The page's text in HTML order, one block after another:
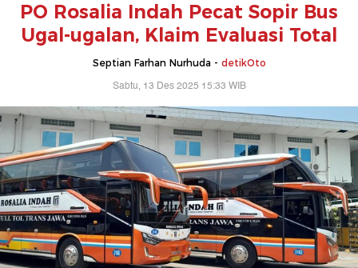
PO Rosalia Indah Pecat Sopir Bus
Ugal-ugalan, Klaim Evaluasi Total
Septian Farhan Nurhuda - detikOto
Sabtu, 13 Des 2025 15:33 WIB